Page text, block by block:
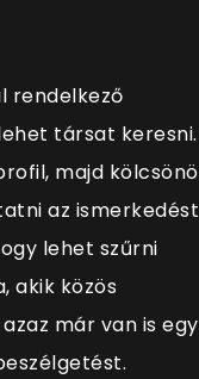
rendelkező
társat keresni.
majd
az ismerkedést
lehet szűrni
akik közös
már van is egy